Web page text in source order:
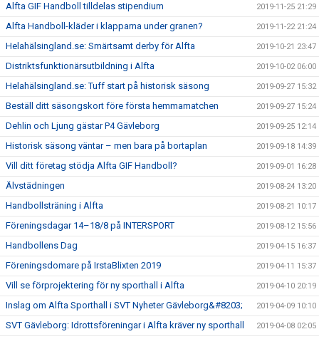
Alfta GIF Handboll tilldelas stipendium 2019-11-25 21:29
Alfta Handboll-kläder i klapparna under granen? 2019-11-22 21:24
Helahälsingland.se: Smärtsamt derby för Alfta 2019-10-21 23:47
Distriktsfunktionärsutbildning i Alfta 2019-10-02 06:00
Helahälsingland.se: Tuff start på historisk säsong 2019-09-27 15:32
Beställ ditt säsongskort före första hemmamatchen 2019-09-27 15:24
Dehlin och Ljung gästar P4 Gävleborg 2019-09-25 12:14
Historisk säsong väntar – men bara på bortaplan 2019-09-18 14:39
Vill ditt företag stödja Alfta GIF Handboll? 2019-09-01 16:28
Älvstädningen 2019-08-24 13:20
Handbollsträning i Alfta 2019-08-21 10:17
Föreningsdagar 14–18/8 på INTERSPORT 2019-08-12 15:56
Handbollens Dag 2019-04-15 16:37
Föreningsdomare på IrstaBlixten 2019 2019-04-11 15:37
Vill se förprojektering för ny sporthall i Alfta 2019-04-10 20:19
Inslag om Alfta Sporthall i SVT Nyheter Gävleborg&#8203; 2019-04-09 10:10
SVT Gävleborg: Idrottsföreningar i Alfta kräver ny sporthall 2019-04-08 02:05